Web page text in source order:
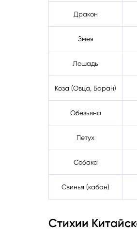
Дракон
Змея
Лошадь
Коза (Овца, Баран)
Обезьяна
Петух
Собака
Свинья (кабан)
Стихии